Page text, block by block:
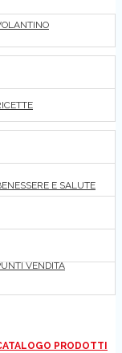
E SALUTE
VENDITA
PRODOTTI